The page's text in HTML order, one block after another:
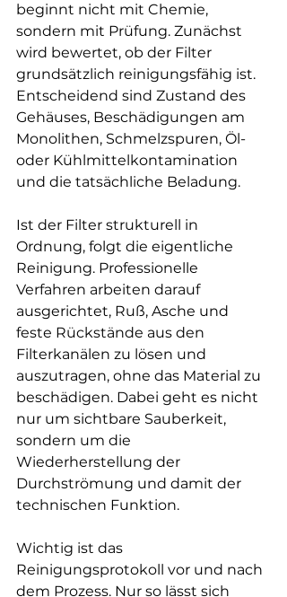
beginnt nicht mit Chemie,
sondern mit Prüfung. Zunächst
wird bewertet, ob der Filter
grundsätzlich reinigungsfähig ist.
Entscheidend sind Zustand des
Gehäuses, Beschädigungen am
Monolithen, Schmelzspuren, Öl-
oder Kühlmittelkontamination
und die tatsächliche Beladung.
Ist der Filter strukturell in
Ordnung, folgt die eigentliche
Reinigung. Professionelle
Verfahren arbeiten darauf
ausgerichtet, Ruß, Asche und
feste Rückstände aus den
Filterkanälen zu lösen und
auszutragen, ohne das Material zu
beschädigen. Dabei geht es nicht
nur um sichtbare Sauberkeit,
sondern um die
Wiederherstellung der
Durchströmung und damit der
technischen Funktion.
Wichtig ist das
Reinigungsprotokoll vor und nach
dem Prozess. Nur so lässt sich